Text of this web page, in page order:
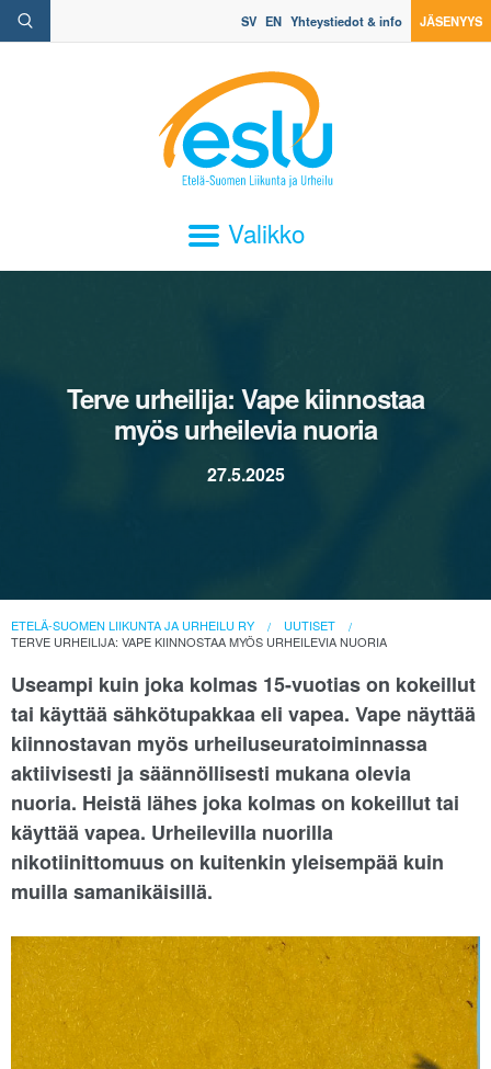
SV EN Yhteystiedot & info JÄSENYYS
Valikko
Terve urheilija: Vape kiinnostaa
myös urheilevia nuoria
27.5.2025
ETELÄ-SUOMEN LIIKUNTA JA URHEILU RY
UUTISET
TERVE URHEILIJA: VAPE KIINNOSTAA MYÖS URHEILEVIA NUORIA
Useampi kuin joka kolmas 15-vuotias on kokeillut
tai käyttää sähkötupakkaa eli vapea. Vape näyttää
kiinnostavan myös urheiluseuratoiminnassa
aktiivisesti ja säännöllisesti mukana olevia
nuoria. Heistä lähes joka kolmas on kokeillut tai
käyttää vapea. Urheilevilla nuorilla
nikotiinittomuus on kuitenkin yleisempää kuin
muilla samanikäisillä.